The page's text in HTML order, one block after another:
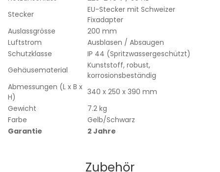
Stecker
EU-Stecker mit Schweizer
Fixadapter
Auslassgrösse
200 mm
Luftstrom
Ausblasen / Absaugen
Schutzklasse
IP 44 (Spritzwassergeschützt)
Gehäusematerial
Kunststoff, robust,
korrosionsbeständig
Abmessungen (L x B x
H)
340 x 250 x 390 mm
Gewicht
7.2 kg
Farbe
Gelb/Schwarz
Garantie
2 Jahre
Zubehör